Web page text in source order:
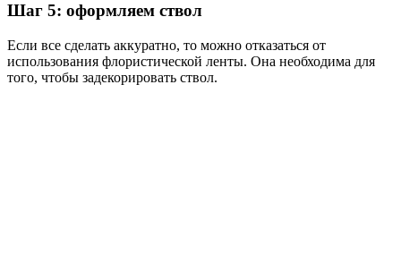
Шаг 5: оформляем ствол
Если все сделать аккуратно, то можно отказаться от
использования флористической ленты. Она необходима для
того, чтобы задекорировать ствол.